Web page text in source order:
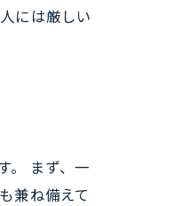
には厳しい
。 まず、一
兼ね備えて